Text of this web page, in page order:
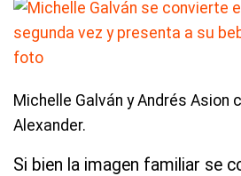
Michelle Galván y Andrés Asion
Alexander.
Si bien la imagen familiar se